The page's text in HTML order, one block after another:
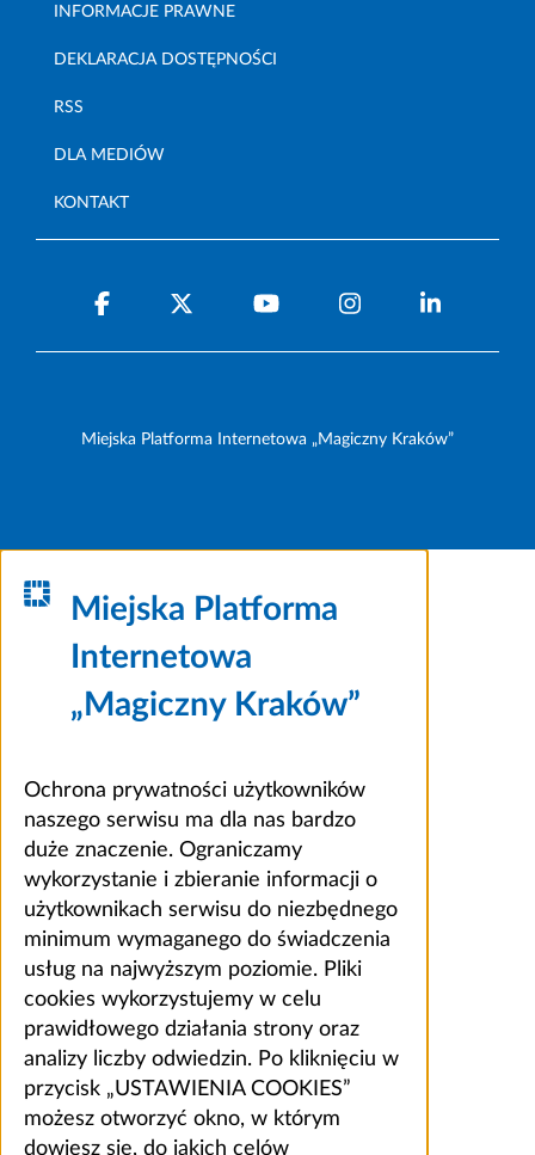
INFORMACJE PRAWNE
DEKLARACJA DOSTĘPNOŚCI
RSS
DLA MEDIÓW
KONTAKT
Miejska Platforma Internetowa „Magiczny Kraków”
Miejska Platforma
Internetowa
„Magiczny Kraków”
Ochrona prywatności użytkowników
naszego serwisu ma dla nas bardzo
duże znaczenie. Ograniczamy
wykorzystanie i zbieranie informacji o
użytkownikach serwisu do niezbędnego
minimum wymaganego do świadczenia
usług na najwyższym poziomie. Pliki
cookies wykorzystujemy w celu
prawidłowego działania strony oraz
analizy liczby odwiedzin. Po kliknięciu w
przycisk „USTAWIENIA COOKIES”
możesz otworzyć okno, w którym
dowiesz się, do jakich celów